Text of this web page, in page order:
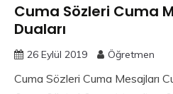
Cuma Sözleri Cuma
Duaları
26 Eylül 2019 Öğretmen
Cuma Sözleri Cuma Mesajları